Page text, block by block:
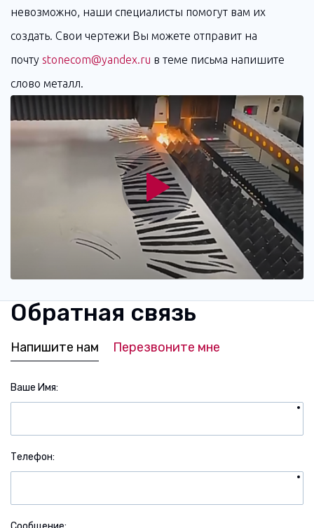
невозможно, наши специалисты помогут вам их
создать. Свои чертежи Вы можете отправит на
почту stonecom@yandex.ru в теме письма напишите
слово металл.
Обратная связь
Напишите нам Перезвоните мне
Ваше Имя
Телефон